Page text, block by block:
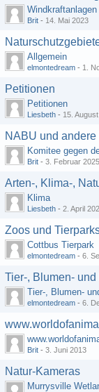
Windkraftanlagen
Brit - 14. Mai 2023
Allgemein
elmontedream - 1.
Petitionen
Petitionen
Liesbeth - 15.
NABU und
Komitee gegen
Brit - 3. Februar 2025
Arten-, Klima-,
Klima
Liesbeth - 2. April
Zoos und
Cottbus Tierpark
elmontedream - 6.
Tier-, Blumen-
Tier-, Blumen-
elmontedream - 6.
Brit - 3. Juni 2013
Natur-Kameras
Murrysville